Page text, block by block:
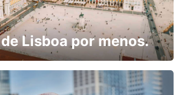
Lisboa por menos.